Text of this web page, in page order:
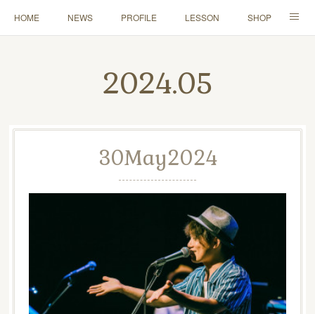
HOME NEWS PROFILE LESSON SHOP
2024.05
30May2024